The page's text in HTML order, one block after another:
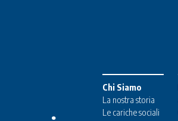
Chi Siamo
La nostra storia
Le cariche sociali